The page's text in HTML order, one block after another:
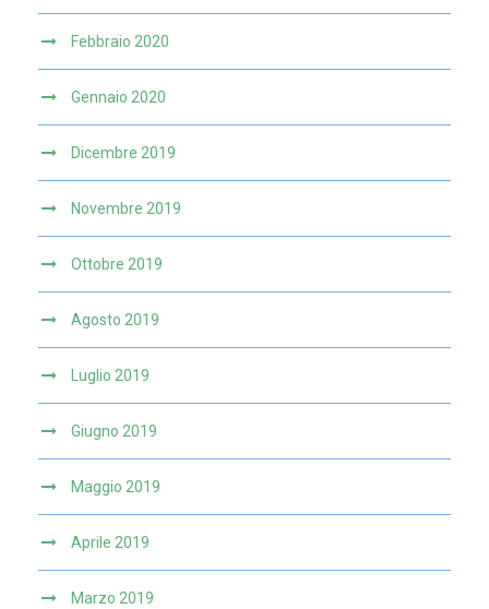
Febbraio 2020
Gennaio 2020
Dicembre 2019
Novembre 2019
Ottobre 2019
Agosto 2019
Luglio 2019
Giugno 2019
Maggio 2019
Aprile 2019
Marzo 2019